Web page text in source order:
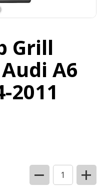
Grill
A6
2011
− +